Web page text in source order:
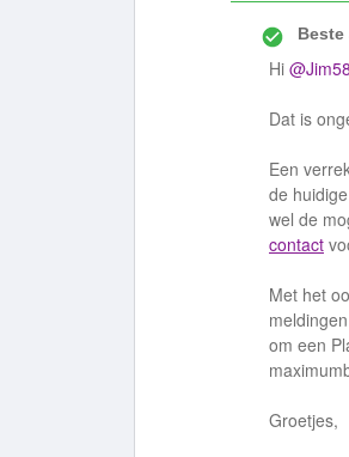
Hi
Dat is
Een
de
wel de
contact
Met het
om een
Groetjes,